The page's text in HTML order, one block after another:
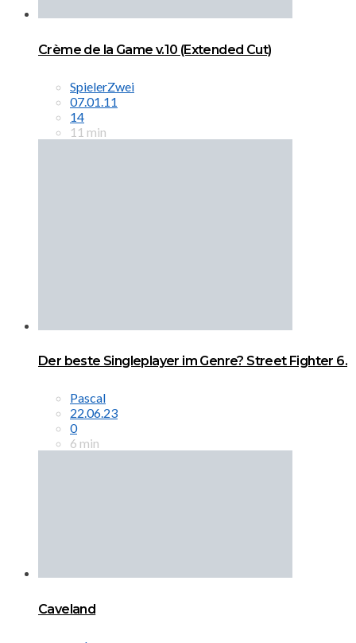
Crème de la Game v.10 (Extended Cut)
SpielerZwei
07.01.11
14
11 min
Der beste Singleplayer im Genre? Street Fighter 6.
Pascal
22.06.23
0
6 min
Caveland